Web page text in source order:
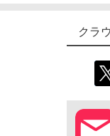
クラ